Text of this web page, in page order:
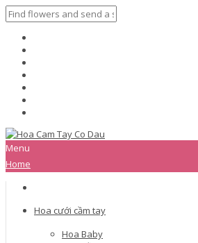
Menu
Home
Hoa cưới cầm tay
Hoa Baby